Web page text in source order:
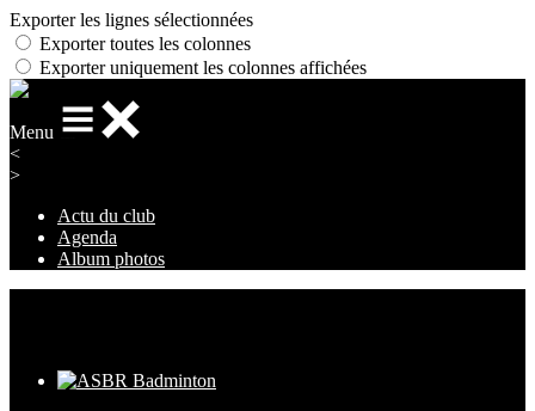
Exporter les lignes sélectionnées
Exporter toutes les colonnes
Exporter uniquement les colonnes affichées
Menu
<
>
Actu du club
Agenda
Album photos